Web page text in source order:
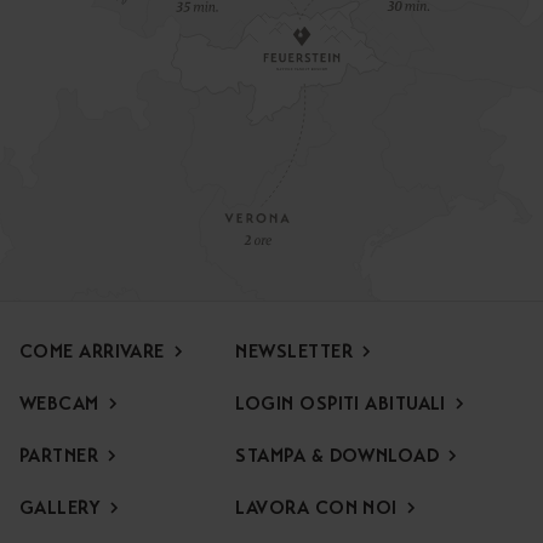
Offerta speciale di apertura
Per l’inizio della stagione Vi attende un’offerta speciale,
COME ARRIVARE
WEBCAM
PARTNER
GALLERY
NEWSLETTER
LOGIN OSPITI ABITUALI
STAMPA & DOWNLOAD
LAVORA CON NOI